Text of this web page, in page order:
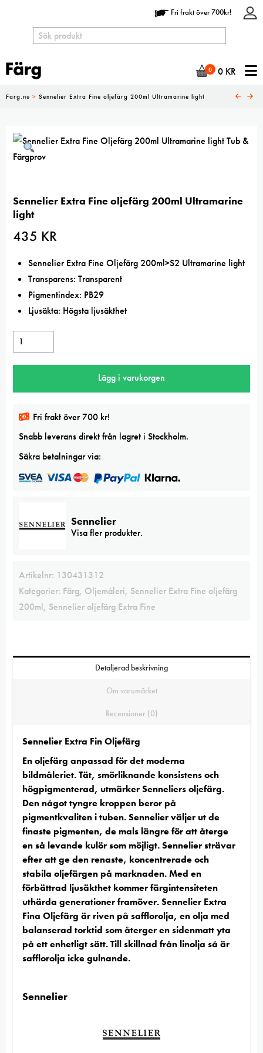
Fri frakt över 700kr!
0 0 KR
Farg.nu > Sennelier Extra Fine oljefärg 200ml Ultramarine light
Sennelier Extra Fine oljefärg 200ml Ultramarine
light
435 KR
Sennelier Extra Fine Oljefärg 200ml>S2 Ultramarine light
Transparens: Transparent
Pigmentindex: PB29
Ljusäkta: Högsta ljusäkthet
Sennelier
Extra
Fine
200ml
light
mängd
Lägg i varukorgen
Fri frakt över 700 kr!
Snabb leverans direkt från lagret i Stockholm.
Säkra betalningar via:
Sennelier
Visa fler produkter.
Artikelnr: 130431312
Kategorier: Färg, Oljemåleri, Sennelier Extra Fine oljefärg
200ml, Sennelier oljefärg Extra Fine
Detaljerad beskrivning
Om varumärket
Recensioner (0)
Sennelier Extra Fin Oljefärg
En oljefärg anpassad för det moderna
bildmåleriet. Tät, smörliknande konsistens och
högpigmenterad, utmärker Senneliers oljefärg.
Den något tyngre kroppen beror på
pigmentkvaliten i tuben. Sennelier väljer ut de
finaste pigmenten, de mals längre för att återge
en så levande kulör som möjligt. Sennelier strävar
efter att ge den renaste, koncentrerade och
stabila oljefärgen på marknaden. Med en
förbättrad ljusäkthet kommer färgintensiteten
uthärda generationer framöver. Sennelier Extra
Fina Oljefärg är riven på safflorolja, en olja med
balanserad torktid som återger en sidenmatt yta
på ett enhetligt sätt. Till skillnad från linolja så är
safflorolja icke gulnande.
Sennelier